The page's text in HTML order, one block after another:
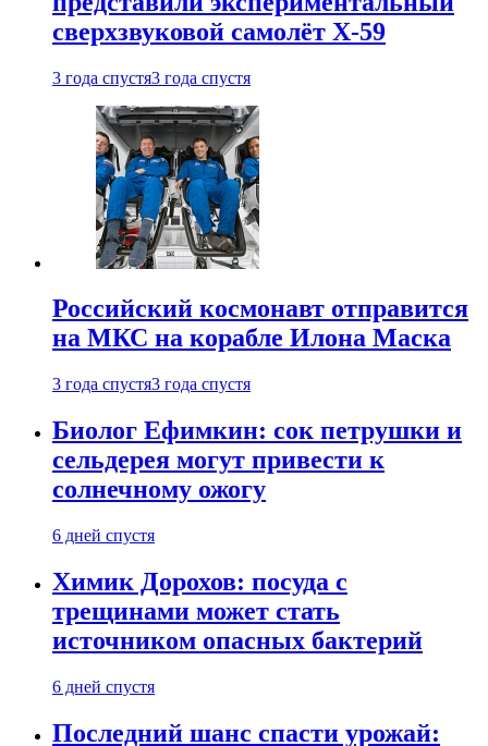
сверхзвуковой самолёт X-59
3 года спустя3 года спустя
Российский космонавт отправится
на МКС на корабле Илона Маска
3 года спустя3 года спустя
Биолог Ефимкин: сок петрушки и
сельдерея могут привести к
солнечному ожогу
6 дней спустя
Химик Дорохов: посуда с
трещинами может стать
источником опасных бактерий
6 дней спустя
Последний шанс спасти урожай: